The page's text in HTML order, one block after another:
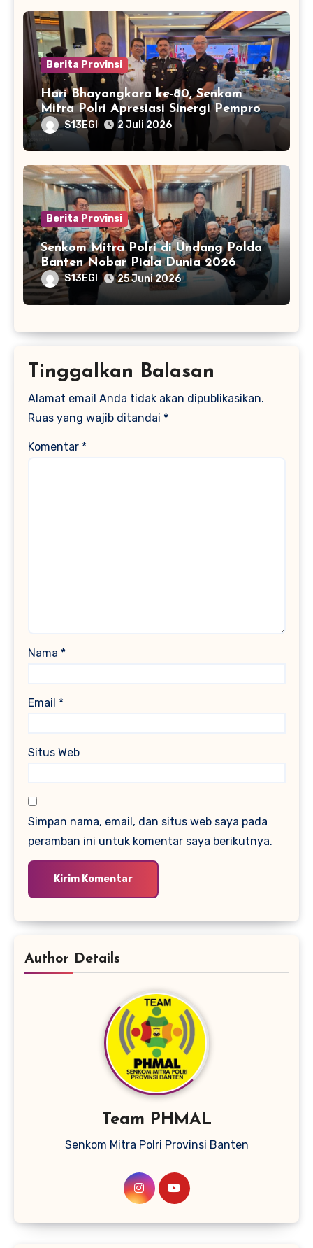
Berita Provinsi
Hari Bhayangkara ke-80, Senkom
Mitra Polri Apresiasi Sinergi Pemprov
Banten dan Polda Banten
S13EGI 2 Juli 2026
Berita Provinsi
Senkom Mitra Polri di Undang Polda
Banten Nobar Piala Dunia 2026
S13EGI 25 Juni 2026
Tinggalkan Balasan
Alamat email Anda tidak akan dipublikasikan.
Ruas yang wajib ditandai *
Komentar *
Nama *
Email *
Situs Web
Simpan nama, email, dan situs web saya pada
peramban ini untuk komentar saya berikutnya.
Author Details
Team PHMAL
Senkom Mitra Polri Provinsi Banten